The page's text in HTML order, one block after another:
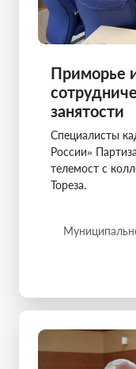
Приморье
занятости
Специалисты
России»
телемост с
Тореза.